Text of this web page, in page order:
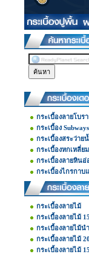
กระเบื้องลายโบร
กระเบื้อง
กระเบื้องสระว่าย
กระเบื้องหกเหลี่ย
กระเบื้องลายหินอ่
กระเบื้องไกรกาบ
กระเบื้องลายไม้
กระเบื้องลายไม้
กระเบื้องลายไม้น
กระเบื้องลายไม้
กระเบื้องลายไม้